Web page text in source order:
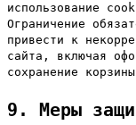
использование
Ограничение
привести к
сайта, включая
сохранение
9. Меры